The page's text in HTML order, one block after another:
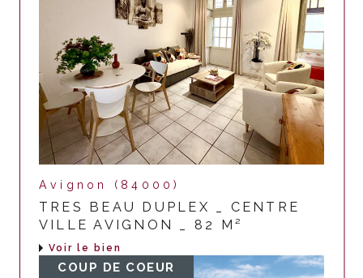
Avignon (84000)
TRES BEAU DUPLEX _ CENTRE
VILLE AVIGNON _ 82 M²
Voir le bien
COUP DE COEUR